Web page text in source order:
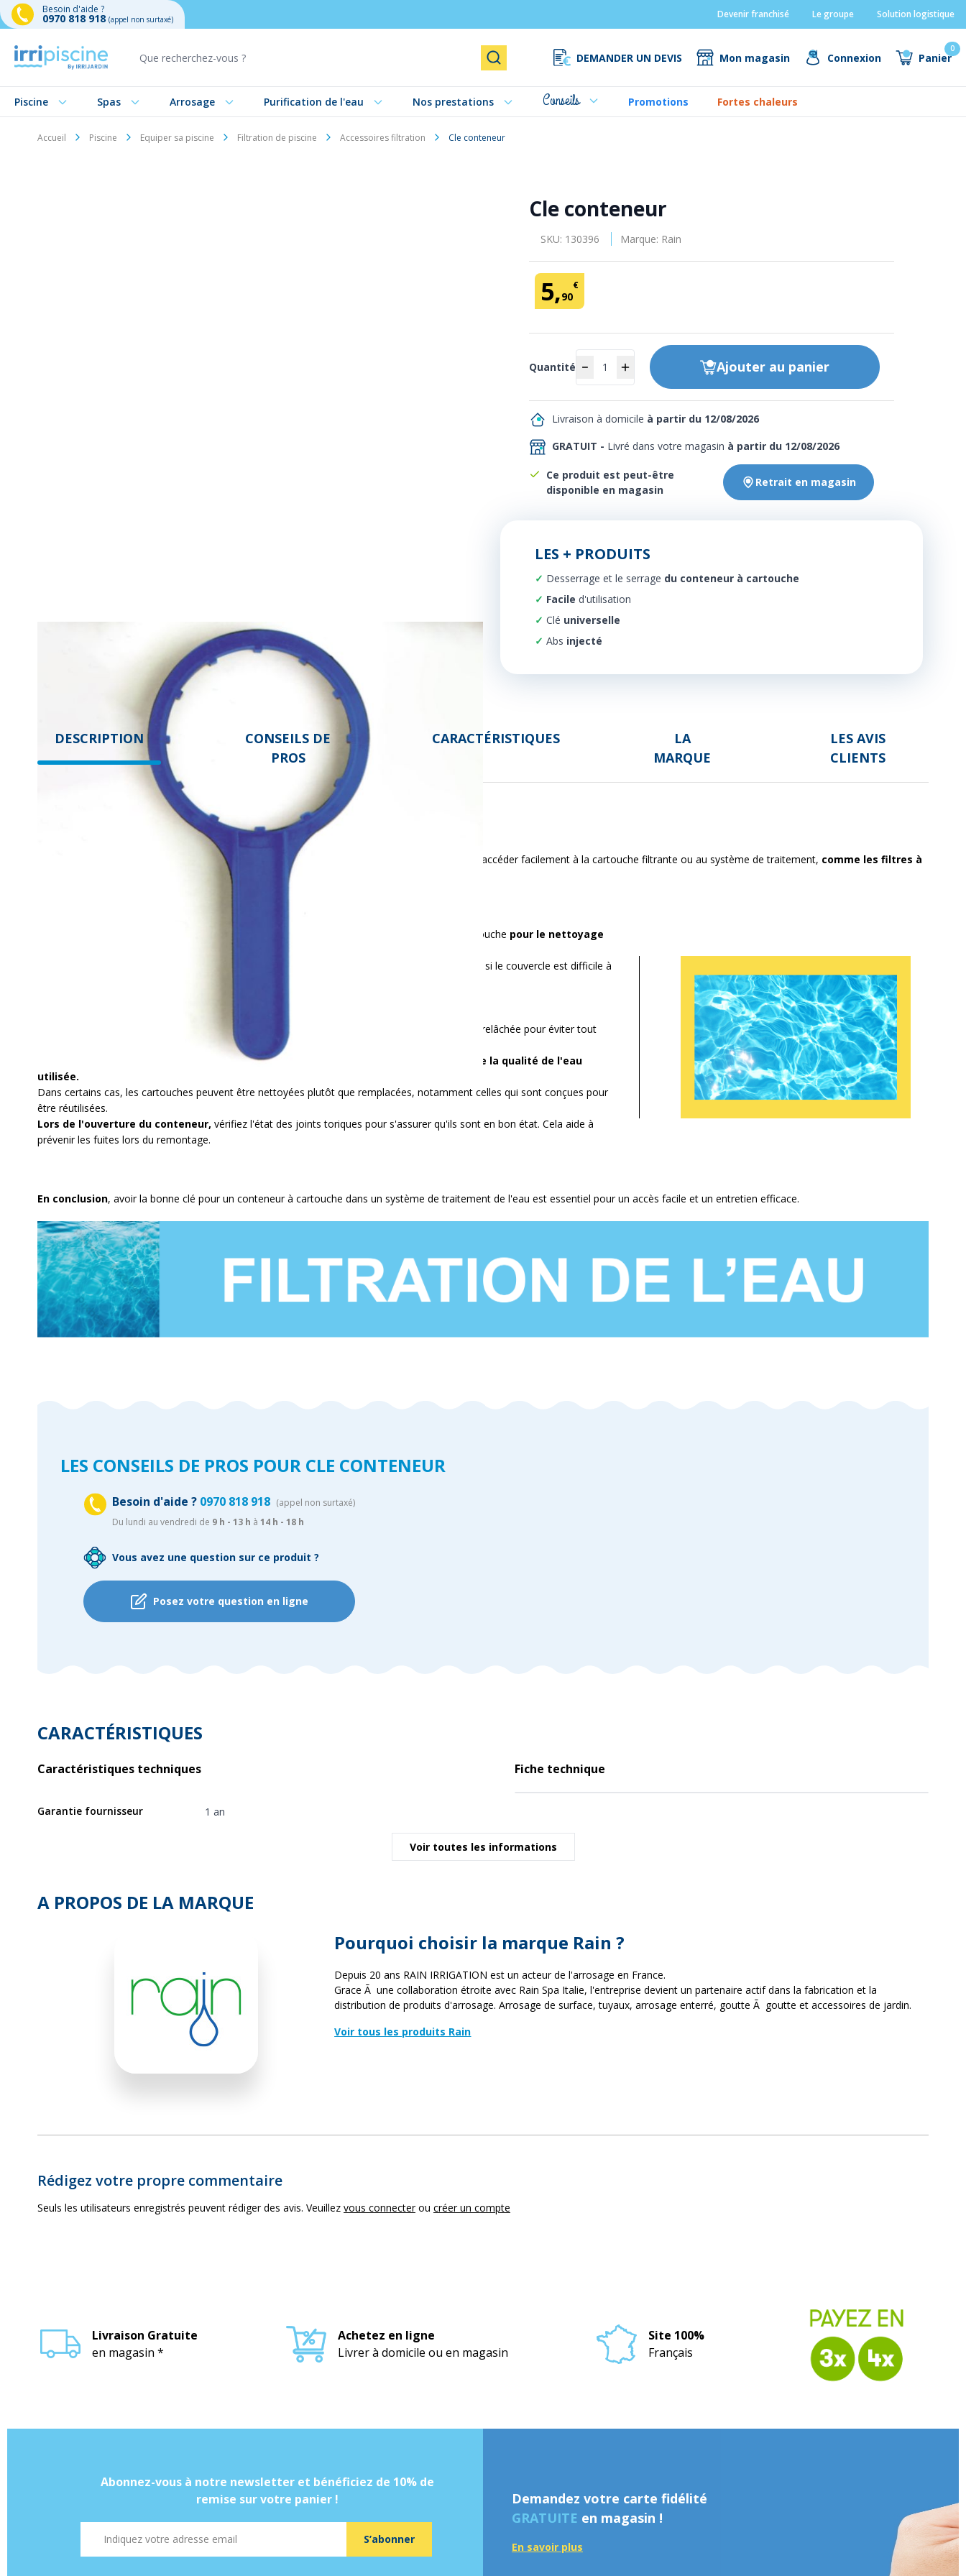
Besoin d'aide ?
0970 818 918 (appel non surtaxé) Devenir franchisé Le groupe Solution logistique
Rechercher DEMANDER UN DEVIS Mon magasin Connexion Panier
0
Piscine Spas Arrosage Purification de l'eau Nos prestations Conseils Promotions Fortes chaleurs
Accueil Piscine Equiper sa piscine Filtration de piscine Accessoires filtration Cle conteneur
Cle conteneur
SKU: 130396 Marque: Rain
5,90
€
Quantité Ajouter au panier
GRATUIT - Livré dans votre magasin à partir du 12/08/2026
Livraison à domicile à partir du 12/08/2026
Ce produit est peut-être
disponible en magasin
Retrait en magasin
LES + PRODUITS
Desserrage et le serrage du conteneur à cartouche
Facile d'utilisation
Clé universelle
Abs injecté
DESCRIPTION
CONSEILS DE
PROS
CARACTÉRISTIQUES
LA
MARQUE
LES AVIS
CLIENTS
un conteneur à cartouche pour le traitement de l'eau est un outil essentiel pour accéder facilement à la cartouche filtrante ou au système de traitement, comme les filtres à
La clé sert à dévisser ou à débrocher le couvercle du conteneur, permettant d'accéder à la cartouche pour le nettoyage
Une clé appropriée facilite le processus d'entretien, surtout si le conteneur est sous pression ou si le couvercle est difficile à
Avant de manipuler le conteneur, assurez-vous que le système est éteint et que la pression est relâchée pour éviter tout
Les cartouches de traitement de l'eau doivent être remplacées régulièrement, ou en fonction
de la qualité de l'eau
utilisée.
Dans certains cas, les cartouches peuvent être nettoyées plutôt que remplacées, notamment celles qui sont conçues pour
être réutilisées.
Lors de l'ouverture du conteneur, vérifiez l'état des joints toriques pour s'assurer qu'ils sont en bon état. Cela aide à
prévenir les fuites lors du remontage.
En conclusion, avoir la bonne clé pour un conteneur à cartouche dans un système de traitement de l'eau est essentiel pour un accès facile et un entretien efficace.
LES CONSEILS DE PROS POUR CLE CONTENEUR
Besoin d'aide ? 0970 818 918 (appel non surtaxé)
Du lundi au vendredi de 9 h - 13 h à 14 h - 18 h
Vous avez une question sur ce produit ?
Posez votre question en ligne
CARACTÉRISTIQUES
Caractéristiques techniques
Garantie fournisseur 1 an
Voir toutes les informations
Fiche technique
A PROPOS DE LA MARQUE
Pourquoi choisir la marque Rain ?
Depuis 20 ans RAIN IRRIGATION est un acteur de l'arrosage en France.
Grace Ã une collaboration étroite avec Rain Spa Italie, l'entreprise devient un partenaire actif dans la fabrication et la
distribution de produits d'arrosage. Arrosage de surface, tuyaux, arrosage enterré, goutte Ã goutte et accessoires de jardin.
Voir tous les produits Rain
Rédigez votre propre commentaire
Seuls les utilisateurs enregistrés peuvent rédiger des avis. Veuillez vous connecterou créer un compte
Livraison Gratuite
en magasin *
Achetez en ligne
Livrer à domicile ou en magasin
Site 100%
Français
Abonnez-vous à notre newsletter et bénéficiez de 10% de
remise sur votre panier !
S’abonner
Demandez votre carte fidélité
GRATUITE en magasin !
En savoir plus